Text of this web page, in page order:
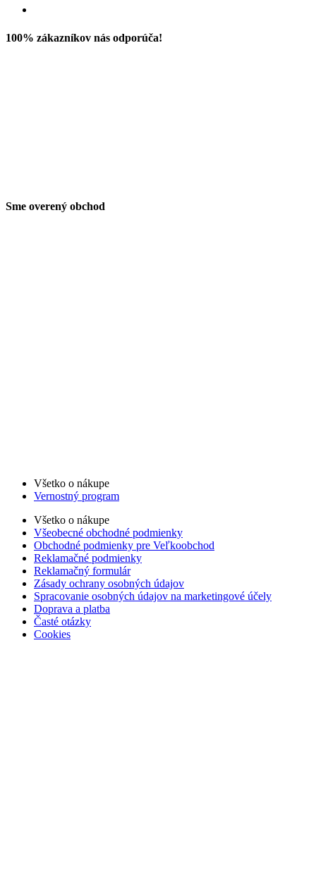
100% zákazníkov nás odporúča!
Sme overený obchod
Všetko o nákupe
Vernostný program
Všetko o nákupe
Všeobecné obchodné podmienky
Obchodné podmienky pre Veľkoobchod
Reklamačné podmienky
Reklamačný formulár
Zásady ochrany osobných údajov
Spracovanie osobných údajov na marketingové účely
Doprava a platba
Časté otázky
Cookies